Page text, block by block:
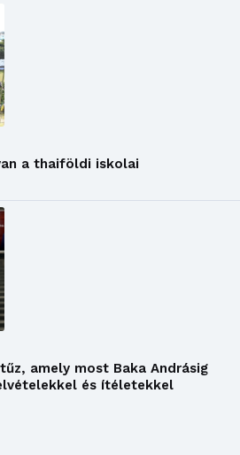
a thaiföldi iskolai
amely most Baka Andrásig
és ítéletekkel